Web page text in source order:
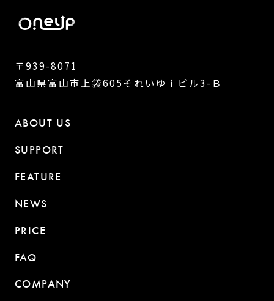
〒939-8071
富山県富山市上袋605それいゆｉビル3-Ｂ
ABOUT US
SUPPORT
FEATURE
NEWS
PRICE
FAQ
COMPANY